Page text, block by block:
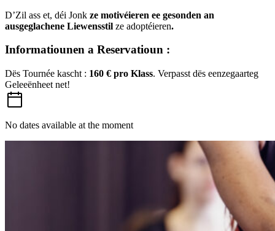
D’Zil ass et, déi Jonk ze motivéieren ee gesonden an
ausgeglachene Liewensstil ze adoptéieren.
Informatiounen a Reservatioun :
Dës Tournée kascht : 160 € pro Klass. Verpasst dës eenzegaarteg
Geleeënheet net!
No dates available at the moment